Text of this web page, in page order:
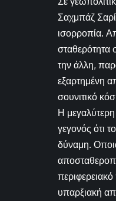
Σαχμπάζ
ισορροπία.
σταθερότητα
την άλλη,
εξαρτημένη
σουνιτικό
Η
γεγονός ότι
δύναμη.
υπαρξιακή